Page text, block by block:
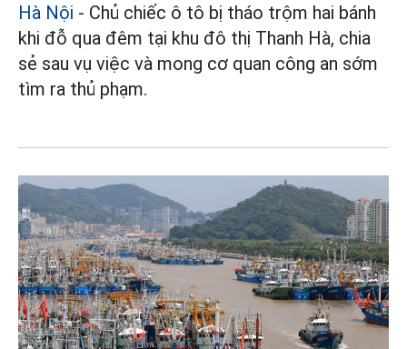
Hà Nội - Chủ chiếc ô tô bị tháo trộm hai bánh
khi đỗ qua đêm tại khu đô thị Thanh Hà, chia
sẻ sau vụ việc và mong cơ quan công an sớm
tìm ra thủ phạm.